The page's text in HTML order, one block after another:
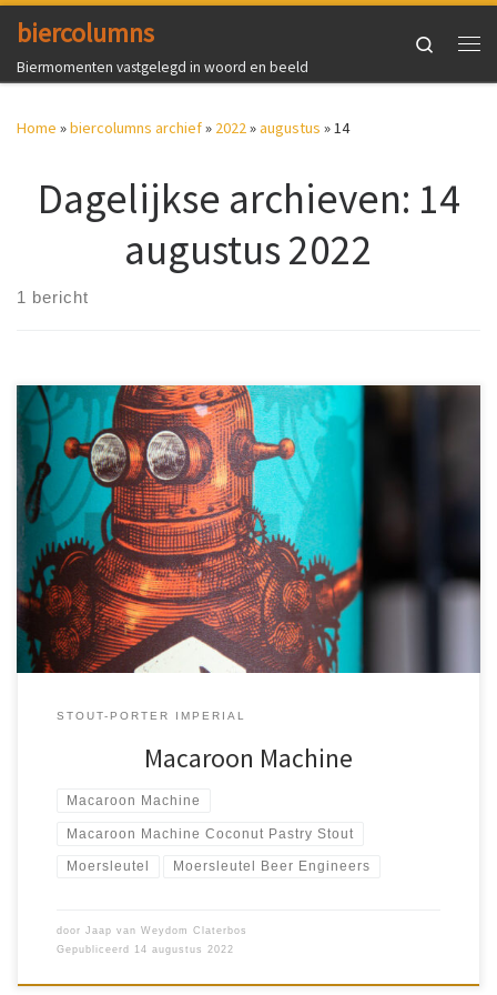
Ga naar inhoud
biercolumns
Biermomenten vastgelegd in woord en beeld
Search
Home »biercolumns archief» 2022 »augustus » 14
Dagelijkse archieven: 14
augustus 2022
1 bericht
Er stond al een tijd een blik van Moersleutel Beer Engineers te
wachten op mij. Macaroon Machine Coconut Pastry Stout 10%. Het
vijfde bier dat ik van deze brouwerij heb […]
STOUT-PORTER IMPERIAL
Macaroon Machine
Macaroon Machine
Macaroon Machine Coconut Pastry Stout
Moersleutel Moersleutel Beer Engineers
door Jaap van Weydom Claterbos
Gepubliceerd
14 augustus 2022